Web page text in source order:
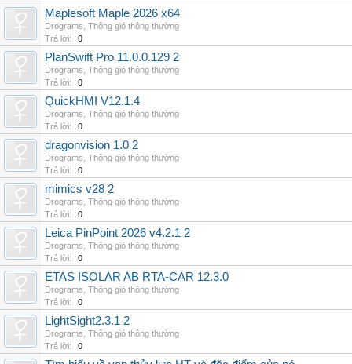
Maplesoft Maple 2026 x64
Drograms Thông gió thông thường
Trả lời:
0
PlanSwift Pro 11.0.0.129 2
Drograms Thông gió thông thường
Trả lời:
0
QuickHMI V12.1.4
Drograms Thông gió thông thường
Trả lời:
0
dragonvision 1.0 2
Drograms Thông gió thông thường
Trả lời:
0
mimics v28 2
Drograms Thông gió thông thường
Trả lời:
0
Leica PinPoint 2026 v4.2.1 2
Drograms Thông gió thông thường
Trả lời:
0
ETAS ISOLAR AB RTA-CAR 12.3.0
Drograms Thông gió thông thường
Trả lời:
0
LightSight2.3.1 2
Drograms Thông gió thông thường
Trả lời:
0